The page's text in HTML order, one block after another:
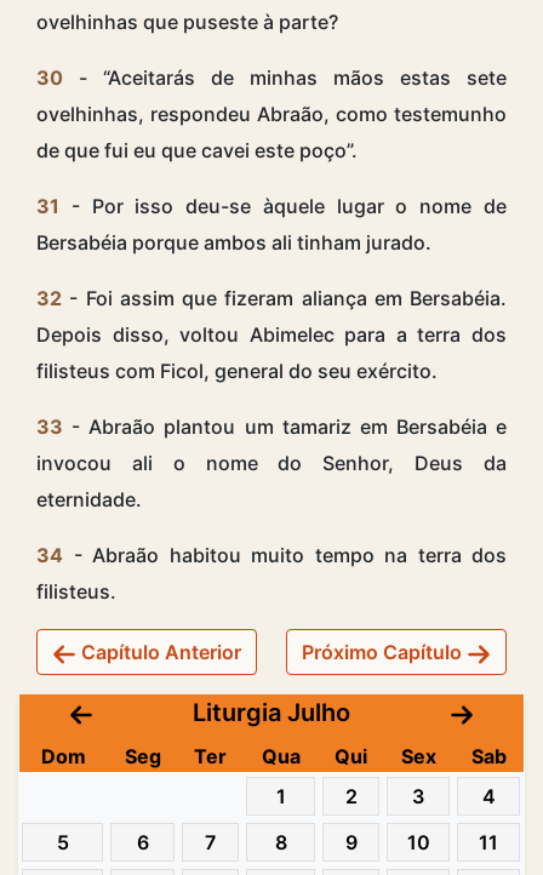
ovelhinhas que puseste à parte?
30 - “Aceitarás de minhas mãos estas sete
ovelhinhas, respondeu Abraão, como testemunho
de que fui eu que cavei este poço”.
31 - Por isso deu-se àquele lugar o nome de
Bersabéia porque ambos ali tinham jurado.
32 - Foi assim que fizeram aliança em Bersabéia.
Depois disso, voltou Abimelec para a terra dos
filisteus com Ficol, general do seu exército.
33 - Abraão plantou um tamariz em Bersabéia e
invocou ali o nome do Senhor, Deus da
eternidade.
34 - Abraão habitou muito tempo na terra dos
filisteus.
Capítulo Anterior Próximo Capítulo
Liturgia Julho
Dom Seg Ter Qua Qui Sex
Sab
1
2 3
4
5
6 7 8 9 10
11